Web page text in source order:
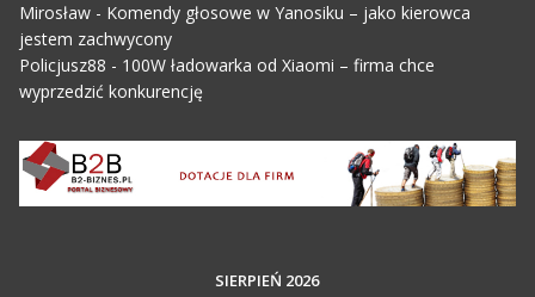
Mirosław- Komendy głosowe w Yanosiku – jako kierowca
jestem zachwycony
Policjusz88 - 100W ładowarka od Xiaomi – firma chce
wyprzedzić konkurencję
SIERPIEŃ 2026